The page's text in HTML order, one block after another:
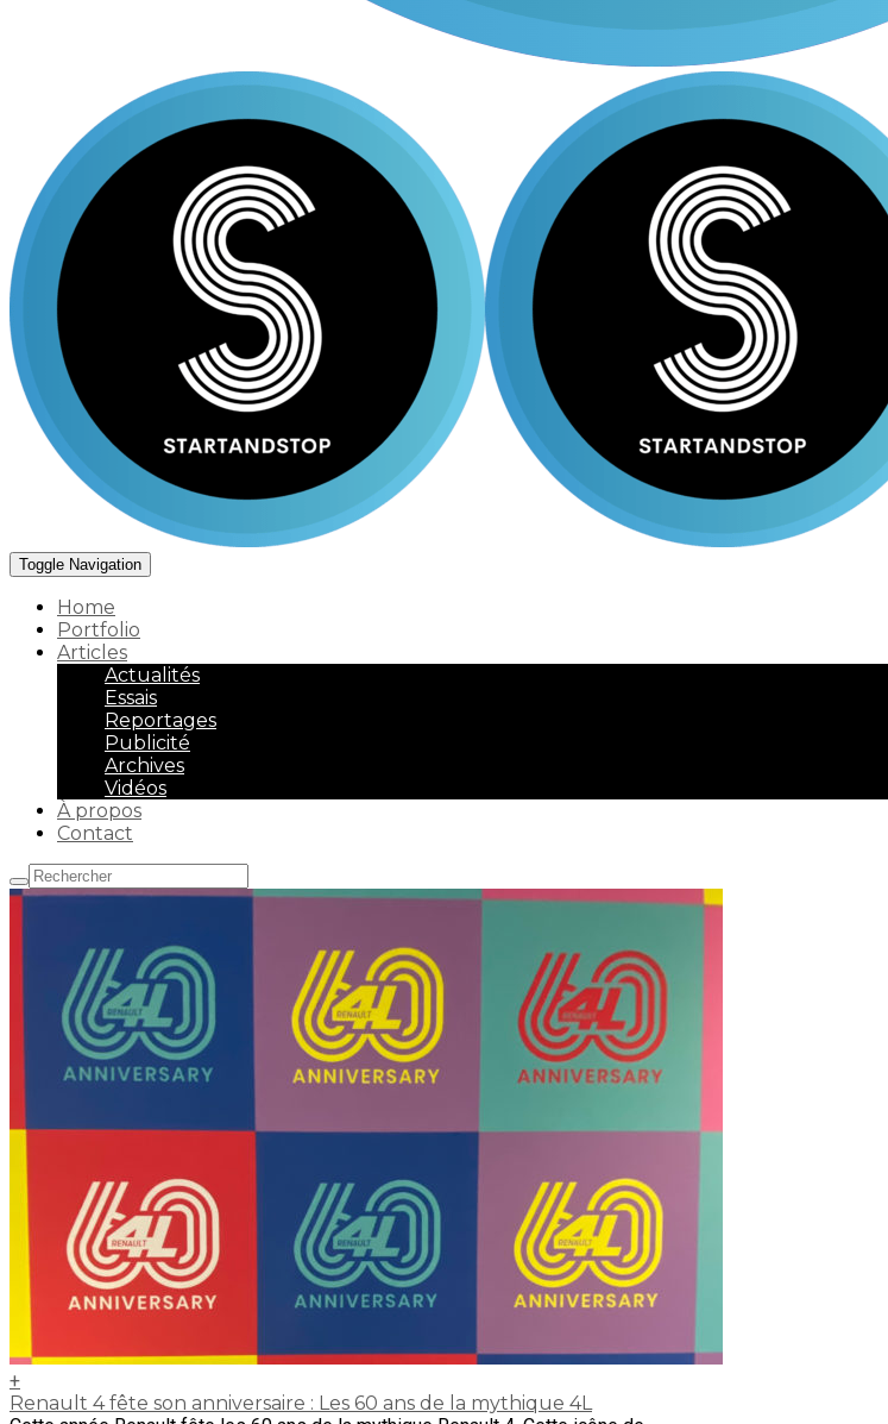
Toggle Navigation
Home
Portfolio
Articles
Actualités
Essais
Reportages
Publicité
Archives
Vidéos
À propos
Contact
+
Renault 4 fête son anniversaire : Les 60 ans de la mythique 4L